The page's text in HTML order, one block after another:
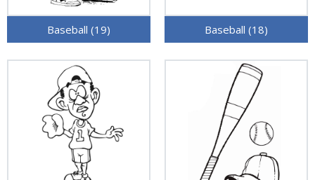
Baseball (19) Baseball (18)